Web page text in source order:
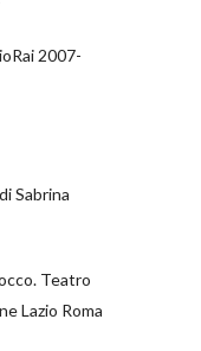
2007-
Sabrina
Teatro
Lazio Roma